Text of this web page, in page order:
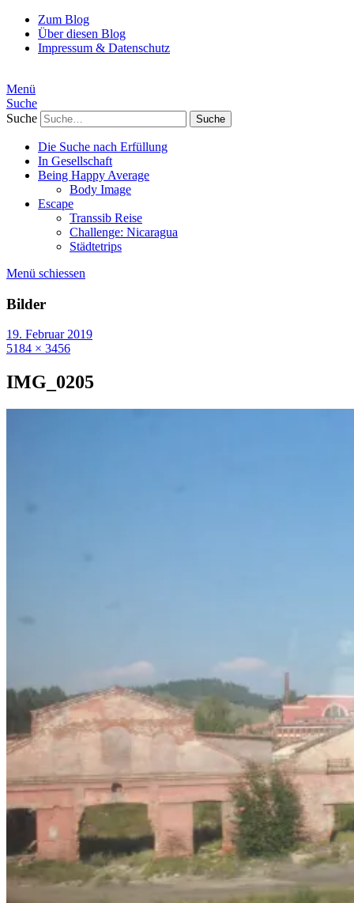
Zum Blog
Über diesen Blog
Impressum & Datenschutz
Menü
Suche
Suche
Die Suche nach Erfüllung
In Gesellschaft
Being Happy Average
Body Image
Escape
Transsib Reise
Challenge: Nicaragua
Städtetrips
Menü schiessen
Bilder
19. Februar 2019
5184 × 3456
IMG_0205